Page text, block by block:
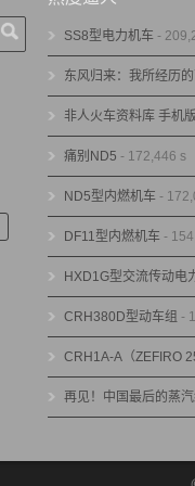
SS8型电力机车 -
东风归来：我所经历
非人火车资料库 手机版
痛别ND5 - 172,446 s
ND5型内燃机车 -
DF11型内燃机车 -
HXD1G型交流传动电
CRH380D型动车组 -
CRH1A-A（ZEFIRO
再见！中国最后的蒸